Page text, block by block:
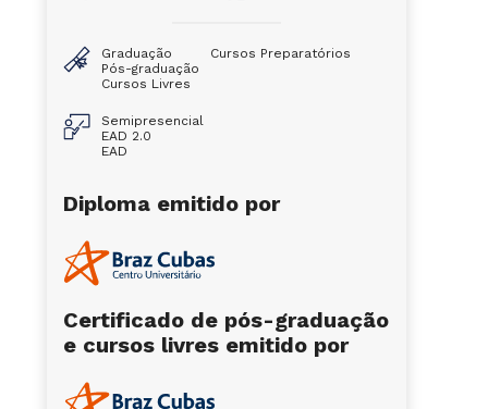
Graduação
Pós-graduação
Cursos Livres
Cursos Preparatórios
Semipresencial
EAD 2.0
EAD
Diploma emitido por
Certificado de pós-graduação
e cursos livres emitido por